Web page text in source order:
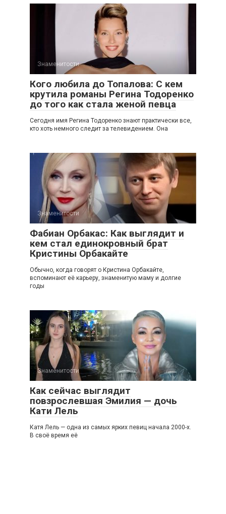
Знаменитости
Кого любила до Топалова: С кем
крутила романы Регина Тодоренко
до того как стала женой певца
Сегодня имя Регина Тодоренко знают практически все,
кто хоть немного следит за телевидением. Она
Знаменитости
Фабиан Орбакас: Как выглядит и
кем стал единокровный брат
Кристины Орбакайте
Обычно, когда говорят о Кристина Орбакайте,
вспоминают её карьеру, знаменитую маму и долгие
годы
Знаменитости
Как сейчас выглядит
повзрослевшая Эмилия — дочь
Кати Лель
Катя Лель — одна из самых ярких певиц начала 2000-х.
В своё время её